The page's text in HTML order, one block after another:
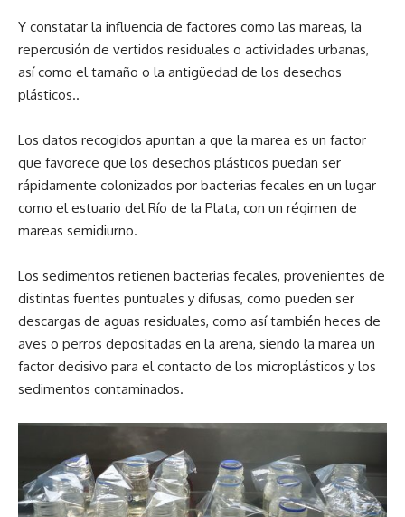
Y constatar la influencia de factores como las mareas, la
repercusión de vertidos residuales o actividades urbanas,
así como el tamaño o la antigüedad de los desechos
plásticos..
Los datos recogidos apuntan a que la marea es un factor
que favorece que los desechos plásticos puedan ser
rápidamente colonizados por bacterias fecales en un lugar
como el estuario del Río de la Plata, con un régimen de
mareas semidiurno.
Los sedimentos retienen bacterias fecales, provenientes de
distintas fuentes puntuales y difusas, como pueden ser
descargas de aguas residuales, como así también heces de
aves o perros depositadas en la arena, siendo la marea un
factor decisivo para el contacto de los microplásticos y los
sedimentos contaminados.